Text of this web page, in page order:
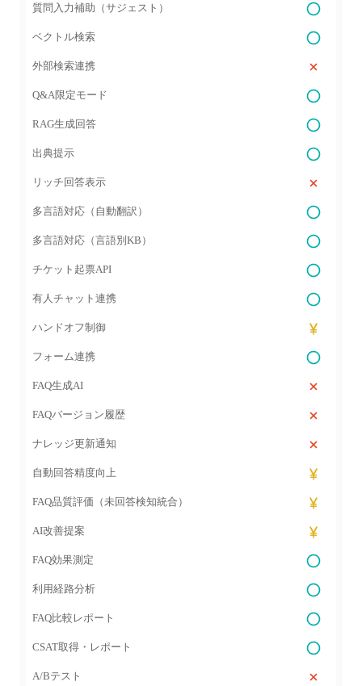
質問入力補助（サジェスト）
ベクトル検索
外部検索連携
Q&A限定モード
RAG生成回答
出典提示
リッチ回答表示
多言語対応（自動翻訳）
多言語対応（言語別KB）
チケット起票API
有人チャット連携
ハンドオフ制御
フォーム連携
FAQ生成AI
FAQバージョン履歴
ナレッジ更新通知
自動回答精度向上
FAQ品質評価（未回答検知統合）
AI改善提案
FAQ効果測定
利用経路分析
FAQ比較レポート
CSAT取得・レポート
A/Bテスト